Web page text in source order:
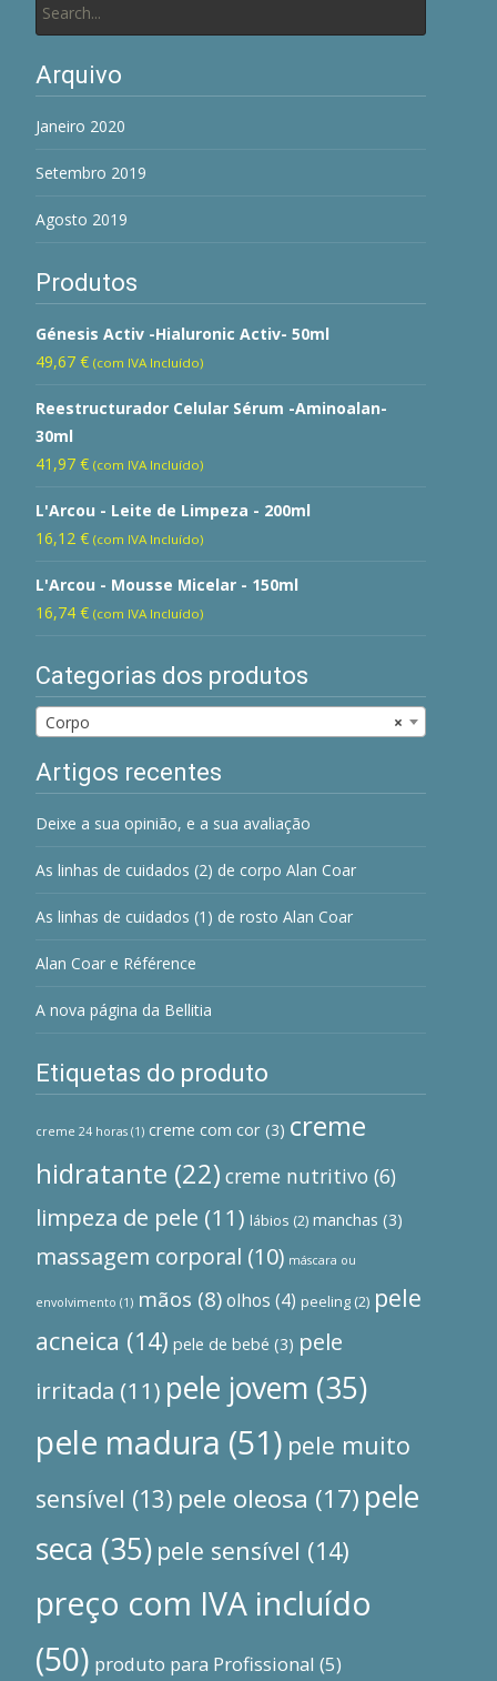
for:
Arquivo
Janeiro 2020
Setembro 2019
Agosto 2019
Produtos
Génesis Activ -Hialuronic Activ- 50ml
49,67 € (com IVA Incluído)
Reestructurador Celular Sérum -Aminoalan-
30ml
41,97 € (com IVA Incluído)
L'Arcou - Leite de Limpeza - 200ml
16,12 € (com IVA Incluído)
L'Arcou - Mousse Micelar - 150ml
16,74 € (com IVA Incluído)
Categorias dos produtos
×
Corpo
Artigos recentes
Deixe a sua opinião, e a sua avaliação
As linhas de cuidados (2) de corpo Alan Coar
As linhas de cuidados (1) de rosto Alan Coar
Alan Coar e Référence
A nova página da Bellitia
Etiquetas do produto
creme 24 horas (1) creme com cor (3) creme
hidratante (22) creme nutritivo (6)
limpeza de pele (11) lábios (2) manchas (3)
massagem corporal (10) máscara ou
envolvimento (1) mãos (8)olhos (4) peeling (2) pele
acneica (14) pele de bebé (3) pele
irritada (11) pele jovem (35)
pele madura (51) pele muito
sensível (13) pele oleosa (17) pele
seca (35) pele sensível (14)
preço com IVA incluído
(50) produto para Profissional (5)